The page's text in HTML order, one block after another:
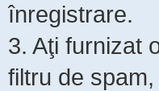
înregistrare.
3. Aţi furnizat
filtru de